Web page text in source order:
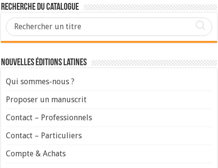
Recherche du Catalogue
Nouvelles Éditions Latines
Qui sommes-nous ?
Proposer un manuscrit
Contact – Professionnels
Contact – Particuliers
Compte & Achats